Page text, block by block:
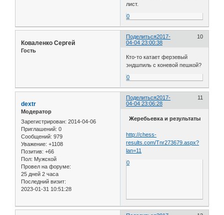
лист.
0
Поделиться 10
2017-
04-04 23:00:38
Коваленко Сергей
Гость
Кто-то катает ферзевый
эндшпиль с коневой пешкой?
0
Поделиться 11
2017-
04-04 23:06:28
dextr
Модератор
Зарегистрирован: 2014-04-06
Приглашений: 0
Сообщений: 979
Уважение: +1108
Позитив: +66
Пол: Мужской
Провел на форуме:
25 дней 2 часа
Последний визит:
2023-01-31 10:51:28
Жеребьевка и результаты
http://chess-
results.com/Tnr273679.aspx?
lan=11
0